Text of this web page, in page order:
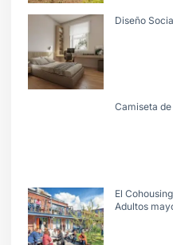
Diseño
Camiseta
El
Adultos